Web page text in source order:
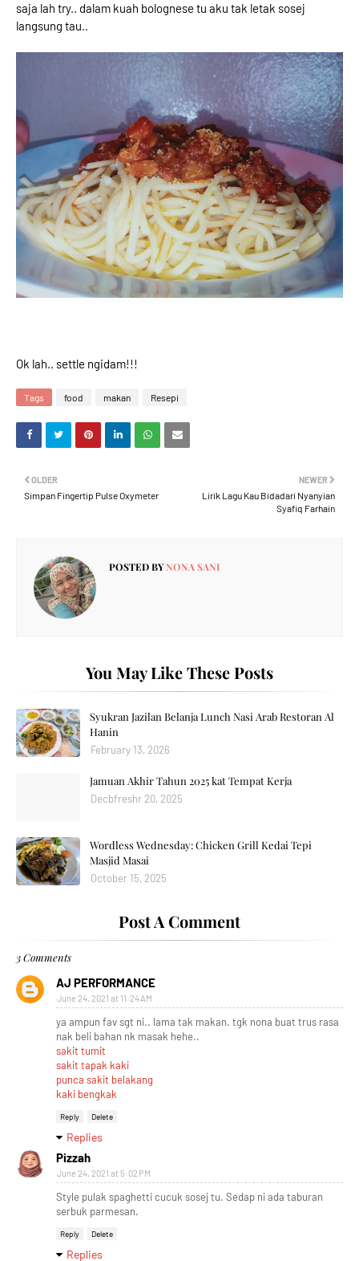
saja lah try.. dalam kuah bolognese tu aku tak letak sosej
langsung tau..
Ok lah.. settle ngidam!!!
Tags food makan Resepi
NEWER
Lirik Lagu Kau Bidadari Nyanyian
Syafiq Farhain
OLDER
Simpan Fingertip Pulse Oxymeter
POSTED BYNONA SANI
You May Like These Posts
Syukran Jazilan Belanja Lunch Nasi Arab Restoran Al
Hanin
February 13, 2026
Jamuan Akhir Tahun 2025 kat Tempat Kerja
Decbfreshr 20, 2025
Wordless Wednesday: Chicken Grill Kedai Tepi
Masjid Masai
October 15, 2025
Post A Comment
3 Comments
AJ PERFORMANCE
June 24, 2021 at 11:24 AM
ya ampun fav sgt ni.. lama tak makan. tgk nona buat trus rasa
nak beli bahan nk masak hehe..
sakit tumit
sakit tapak kaki
punca sakit belakang
kaki bengkak
Reply Delete
Replies
Pizzah
June 24, 2021 at 5:02 PM
Style pulak spaghetti cucuk sosej tu. Sedap ni ada taburan
serbuk parmesan.
Reply Delete
Replies